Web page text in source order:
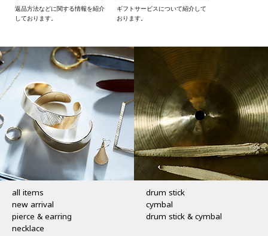
返品方法などに関する情報を紹介
しております。
ギフトサービスについて紹介して
おります。
CATEGORY
all items
new arrival
pierce & earring
necklace
drum stick
cymbal
drum stick & cymbal